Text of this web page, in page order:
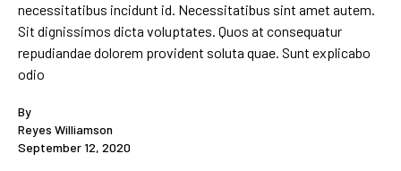
necessitatibus incidunt id. Necessitatibus sint amet autem.
Sit dignissimos dicta voluptates. Quos at consequatur
repudiandae dolorem provident soluta quae. Sunt explicabo
odio
By
Reyes Williamson
September 12, 2020